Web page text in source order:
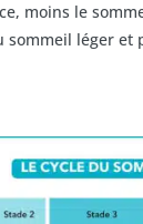
moins le
sommeil léger et